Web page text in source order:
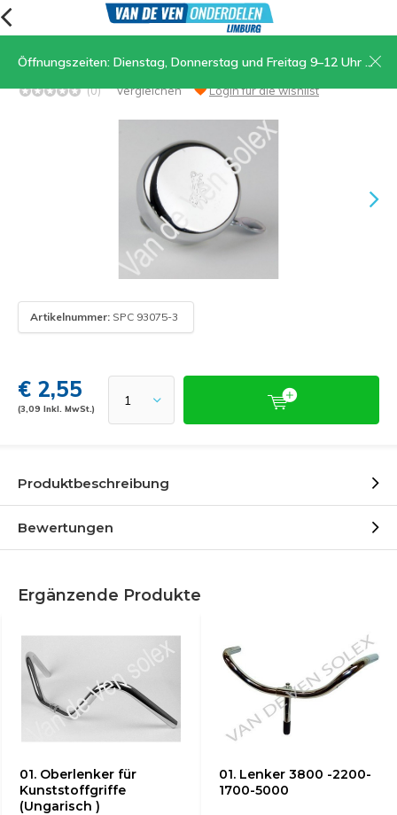
Öffnungszeiten: Dienstag, Donnerstag und Freitag 9–12 Uhr und 13.30–17 Uhr, Samstag 9–12 Uhr
16. Klingel universell
(0) Vergleichen Login für die wishlist
Artikelnummer: SPC 93075-3
€ 2,55
(3,09 Inkl. MwSt.)
Produktbeschreibung
Bewertungen
Ergänzende Produkte
01. Oberlenker für
Kunststoffgriffe
(Ungarisch )
01. Lenker 3800 -2200-
1700-5000